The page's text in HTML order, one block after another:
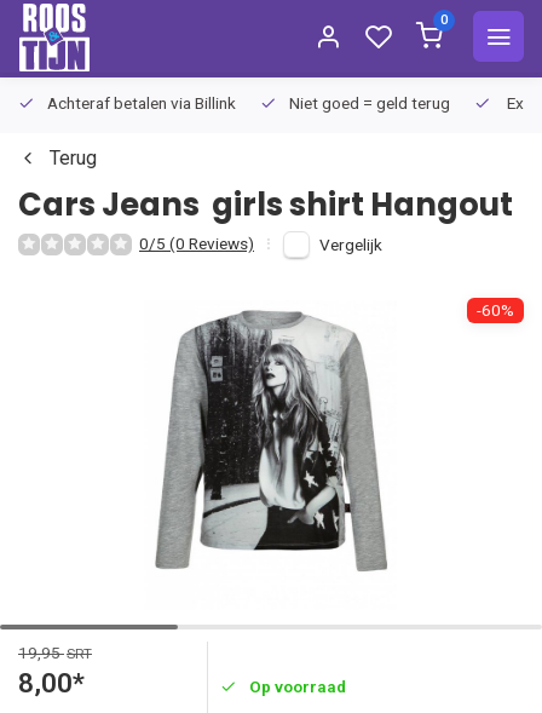
0
Achteraf betalen via Billink Niet goed = geld terug
Terug
Cars Jeans girls shirt Hangout
0/5 (0 Reviews) Vergelijk
-60%
19,95SRT
8,00* Op voorraad